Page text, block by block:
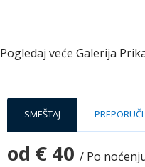
Pogledaj veće Galerija
SMEŠTAJ PREPORUČI
od € 40 / Po